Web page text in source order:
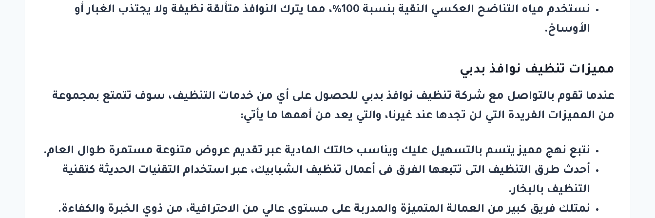
نستخدم مياه التناضح العكسي النقية بنسبة 100٪، مما يترك النوافذ متألقة نظيفة ولا يجتذب الغبار أو
الأوساخ.
مميزات تنظيف نوافذ بدبي
عندما تقوم بالتواصل مع شركة تنظيف نوافذ بدبي للحصول على أي من خدمات التنظيف، سوف تتمتع بمجموعة
من المميزات الفريدة التي لن تجدها عند غيرنا، والتي يعد من أهمها ما يأتي:
نتبع نهج مميز يتسم بالتسهيل عليك ويناسب حالتك المادية عبر تقديم عروض متنوعة مستمرة طوال العام.
أحدث طرق التنظيف التى تتبعها الفرق فى أعمال تنظيف الشبابيك، عبر استخدام التقنيات الحديثة كتقنية
التنظيف بالبخار.
نمتلك فريق كبير من العمالة المتميزة والمدربة على مستوى عالي من الاحترافية، من ذوي الخبرة والكفاءة.